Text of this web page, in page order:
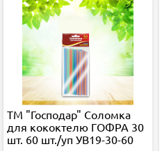
ТМ "Господар" Соломка
для кококтелю ГОФРА 30
шт. 60 шт./уп УВ19-30-60